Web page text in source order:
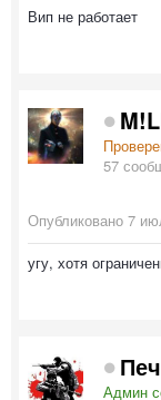
Вип не работает
57
Опубликовано 7
угу, хотя
Админ